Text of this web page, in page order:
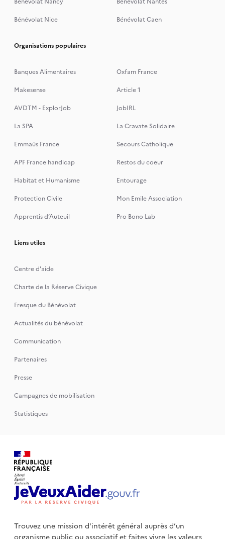
Bénévolat Nice
Bénévolat Caen
Organisations populaires
Banques Alimentaires
Oxfam France
Makesense
Article 1
AVDTM - ExplorJob
JobIRL
La SPA
La Cravate Solidaire
Emmaüs France
Secours Catholique
APF France handicap
Restos du coeur
Habitat et Humanisme
Entourage
Protection Civile
Mon Emile Association
Apprentis d’Auteuil
Pro Bono Lab
Liens utiles
Centre d'aide
Charte de la Réserve Civique
Fresque du Bénévolat
Actualités du bénévolat
Communication
Partenaires
Presse
Campagnes de mobilisation
Statistiques
Trouvez une mission d'intérêt général auprès d’un